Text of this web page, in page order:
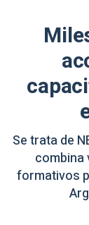
Se trata de
combina
formativos